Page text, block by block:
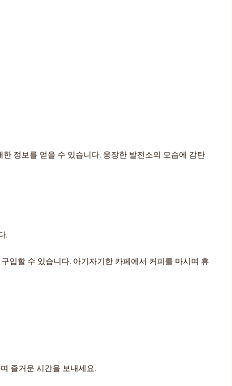
정보를 얻을 수 있습니다. 웅장한 발전소의 모습에 감탄
.
입할 수 있습니다. 아기자기한 카페에서 커피를 마시며 휴
즐거운 시간을 보내세요.